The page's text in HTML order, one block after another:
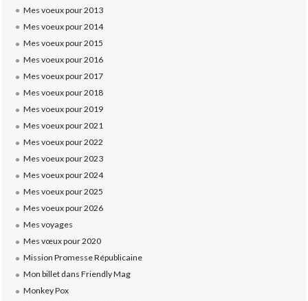
Mes voeux pour 2013
Mes voeux pour 2014
Mes voeux pour 2015
Mes voeux pour 2016
Mes voeux pour 2017
Mes voeux pour 2018
Mes voeux pour 2019
Mes voeux pour 2021
Mes voeux pour 2022
Mes voeux pour 2023
Mes voeux pour 2024
Mes voeux pour 2025
Mes voeux pour 2026
Mes voyages
Mes vœux pour 2020
Mission Promesse Républicaine
Mon billet dans Friendly Mag
Monkey Pox